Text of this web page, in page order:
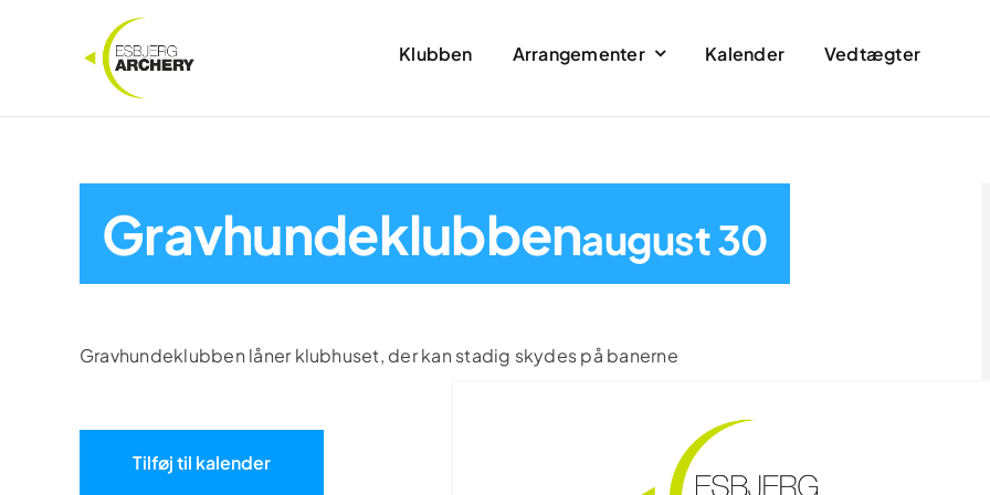
Klubben Arrangementer Kalender Vedtægter
Gravhundeklubbenaugust 30
Gravhundeklubben låner klubhuset, der kan stadig skydes på banerne
Tilføj til kalender